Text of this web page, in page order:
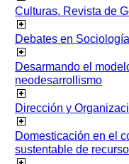
Culturas. Revista de
Debates en Sociología
Desarmando el
neodesarrollismo
Dirección y
Domesticación en el
sustentable de